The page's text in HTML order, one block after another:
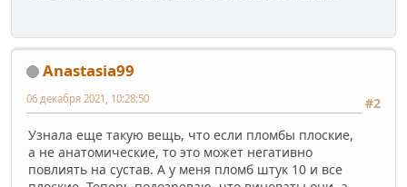
Anastasia99
#2
06 декабря 2021, 10:28:50
Узнала еще такую вещь, что если пломбы плоские,
а не анатомические, то это может негативно
повлиять на сустав. А у меня пломб штук 10 и все